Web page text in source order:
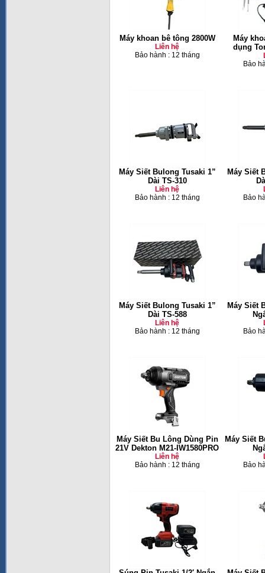
Máy khoan bê tông 2800W
Liên hệ
Bảo hành : 12 tháng
Máy
dụng
Bảo
Máy Siết Bulong Tusaki 1”
Dài TS-310
Liên hệ
Bảo hành : 12 tháng
Máy Siết
Bảo
Máy Siết Bulong Tusaki 1”
Dài TS-588
Liên hệ
Bảo hành : 12 tháng
Máy Siết
Bảo
Máy Siết Bu Lông Dùng Pin
21V Dekton M21-IW1580PRO
Liên hệ
Bảo hành : 12 tháng
Máy Siết
Bảo